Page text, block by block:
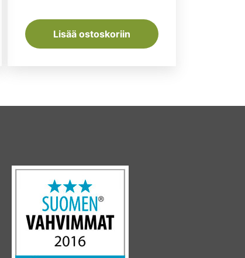
Lisää ostoskoriin